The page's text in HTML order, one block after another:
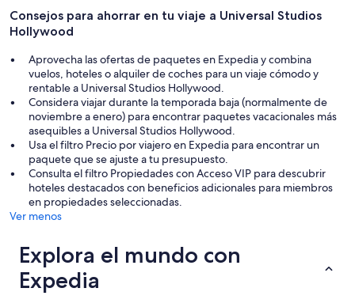
Consejos para ahorrar en tu viaje a Universal Studios
Hollywood
Aprovecha las ofertas de paquetes en Expedia y combina
vuelos, hoteles o alquiler de coches para un viaje cómodo y
rentable a Universal Studios Hollywood.
Considera viajar durante la temporada baja (normalmente de
noviembre a enero) para encontrar paquetes vacacionales más
asequibles a Universal Studios Hollywood.
Usa el filtro Precio por viajero en Expedia para encontrar un
paquete que se ajuste a tu presupuesto.
Consulta el filtro Propiedades con Acceso VIP para descubrir
hoteles destacados con beneficios adicionales para miembros
en propiedades seleccionadas.
Ver menos
Explora el mundo con
Expedia